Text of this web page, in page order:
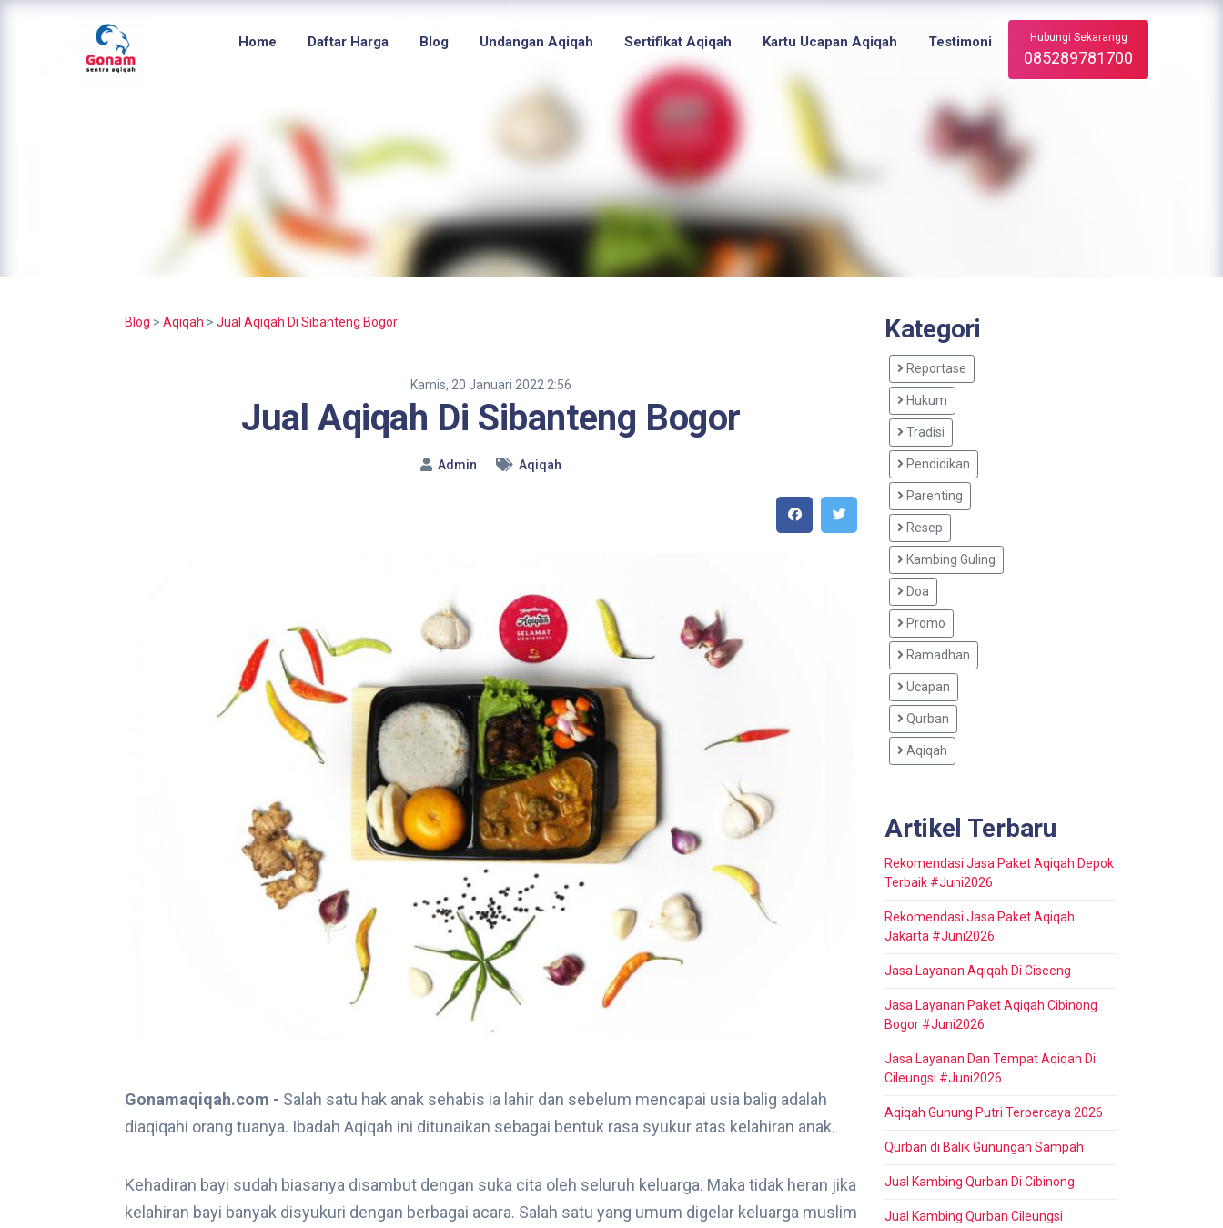
Home Daftar Harga Blog Undangan Aqiqah Sertifikat Aqiqah Kartu Ucapan Aqiqah Testimoni Hubungi Sekarangg
085289781700
Blog > Aqiqah > Jual Aqiqah Di Sibanteng Bogor
Kamis, 20 Januari 2022 2:56
Jual Aqiqah Di Sibanteng Bogor
Admin Aqiqah
Gonamaqiqah.com - Salah satu hak anak sehabis ia lahir dan sebelum mencapai usia balig adalah
diaqiqahi orang tuanya. Ibadah Aqiqah ini ditunaikan sebagai bentuk rasa syukur atas kelahiran anak.
Kehadiran bayi sudah biasanya disambut dengan suka cita oleh seluruh keluarga. Maka tidak heran jika
kelahiran bayi banyak disyukuri dengan berbagai acara. Salah satu yang umum digelar keluarga muslim
Kategori
Reportase
Hukum
Tradisi
Pendidikan
Parenting
Resep
Kambing Guling
Doa
Promo
Ramadhan
Ucapan
Qurban
Aqiqah
Artikel Terbaru
Rekomendasi Jasa Paket Aqiqah Depok
Terbaik #Juni2026
Rekomendasi Jasa Paket Aqiqah
Jakarta #Juni2026
Jasa Layanan Aqiqah Di Ciseeng
Jasa Layanan Paket Aqiqah Cibinong
Bogor #Juni2026
Jasa Layanan Dan Tempat Aqiqah Di
Cileungsi #Juni2026
Aqiqah Gunung Putri Terpercaya 2026
Qurban di Balik Gunungan Sampah
Jual Kambing Qurban Di Cibinong
Jual Kambing Qurban Cileungsi